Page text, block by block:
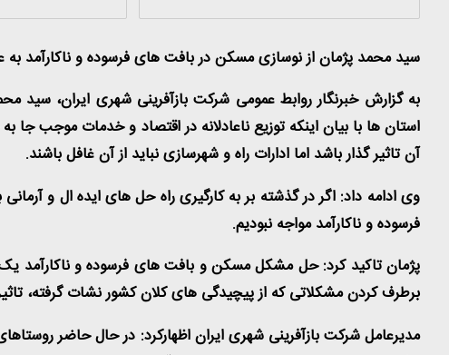
سید محمد پژمان از نوسازی مسکن در بافت های فرسوده و ناکارآمد
به گزارش خبرنگار روابط عمومی شرکت بازآفرینی شهری ایران، سید
استان ها با بیان اینکه توزیع ناعادلانه در اقتصاد و خدمات موجب
آن تاثیر گذار باشد اما ادارات راه و شهرسازی نباید از آن غافل باشند.
وی ادامه داد: اگر در گذشته بر به کارگیری راه حل های ایده ال و
فرسوده و ناکارآمد مواجه نبودیم.
پژمان تاکید کرد: حل مشکل مسکن و بافت های فرسوده و ناکارآمد
برطرف کردن مشکلاتی که از پیچیدگی های کلان کشور نشات گرفته،